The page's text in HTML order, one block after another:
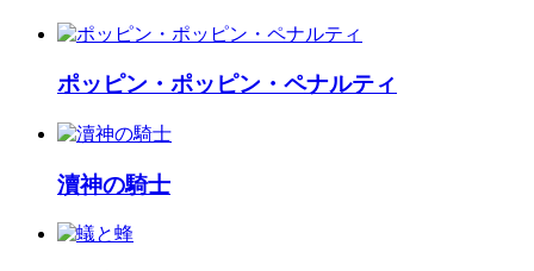
ポッピン・ポッピン・ペナルティ
瀆神の騎士